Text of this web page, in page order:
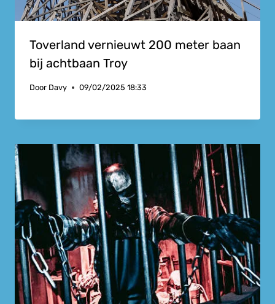
Toverland vernieuwt 200 meter baan
bij achtbaan Troy
Door Davy 09/02/2025 18:33